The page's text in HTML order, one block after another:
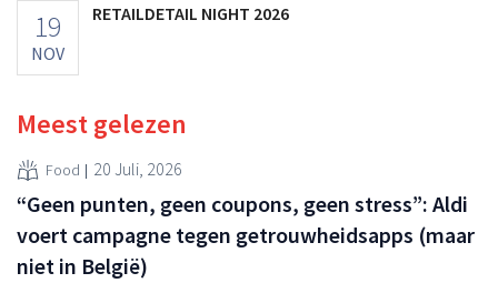
19
NOV
RETAILDETAIL NIGHT 2026
Meest gelezen
Food 20 Juli, 2026
“Geen punten, geen coupons, geen stress”: Aldi
voert campagne tegen getrouwheidsapps (maar
niet in België)